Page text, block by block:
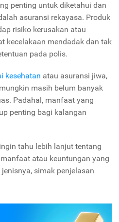
penting untuk diketahui dan
asuransi rekayasa. Produk
risiko kerusakan atau
kecelakaan mendadak dan tak
pada polis.
kesehatan atau asuransi jiwa,
masih belum banyak
Padahal, manfaat yang
penting bagi kalangan
tahu lebih lanjut tentang
atau keuntungan yang
simak penjelasan